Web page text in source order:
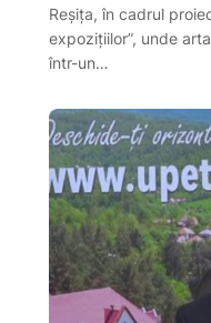
Reșița, în cadrul
expozițiilor”, unde
într-un…